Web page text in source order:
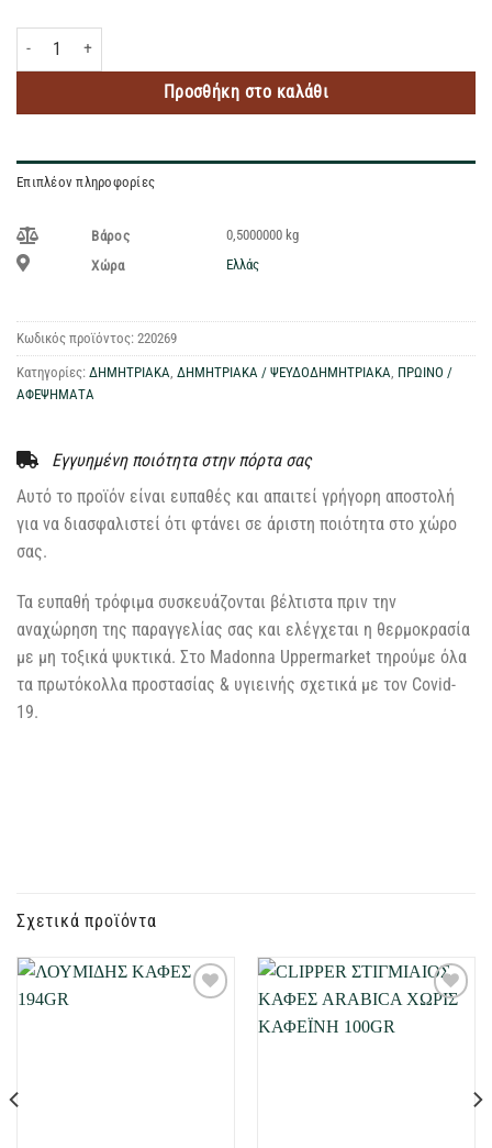
LE PETIT DEJEUNER ΔΗΜΗΤΡΙΑΚΑ HONEY RINGS 500GR ποσότητα
Προσθήκη στο καλάθι
Επιπλέον πληροφορίες
Βάρος
0,5000000 kg
Χώρα
Ελλάς
Κωδικός προϊόντος: 220269
Κατηγορίες: ΔΗΜΗΤΡΙΑΚΑ, ΔΗΜΗΤΡΙΑΚΑ / ΨΕΥΔΟΔΗΜΗΤΡΙΑΚΑ, ΠΡΩΙΝΟ /
ΑΦΕΨΗΜΑΤΑ
Εγγυημένη ποιότητα στην πόρτα σας
Αυτό το προϊόν είναι ευπαθές και απαιτεί γρήγορη αποστολή
για να διασφαλιστεί ότι φτάνει σε άριστη ποιότητα στο χώρο
σας.
Τα ευπαθή τρόφιμα συσκευάζονται βέλτιστα πριν την
αναχώρηση της παραγγελίας σας και ελέγχεται η θερμοκρασία
με μη τοξικά ψυκτικά. Στο Madonna Uppermarket τηρούμε όλα
τα πρωτόκολλα προστασίας & υγιεινής σχετικά με τον Covid-
19.
Σχετικά προϊόντα